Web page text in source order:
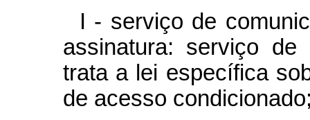
I - serviço de
assinatura: serviço
trata a lei específica
de acesso